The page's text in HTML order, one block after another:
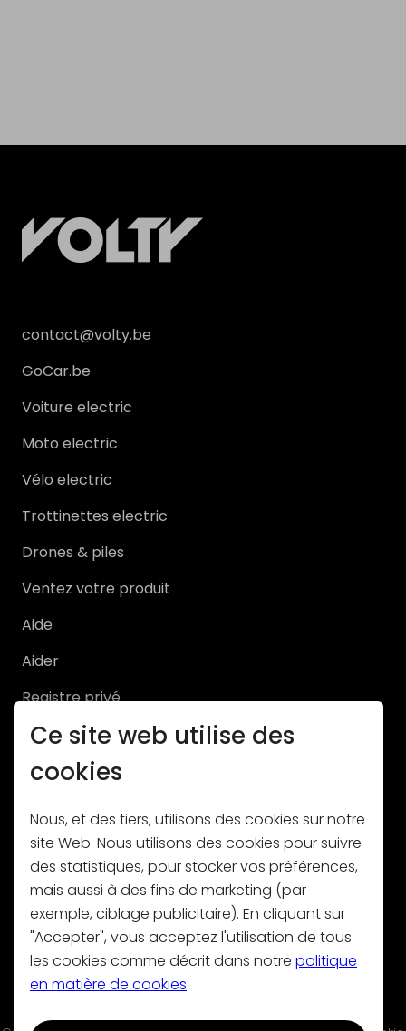
contact@volty.be
GoCar.be
Voiture electric
Moto electric
Vélo electric
Trottinettes electric
Drones & piles
Ventez votre produit
Aide
Aider
Registre privé
Registre Pro
Abonnez-vous à notre newsletter
Ce site web utilise des
cookies
Nous, et des tiers, utilisons des cookies sur notre
site Web. Nous utilisons des cookies pour suivre
des statistiques, pour stocker vos préférences,
mais aussi à des fins de marketing (par
exemple, ciblage publicitaire). En cliquant sur
"Accepter", vous acceptez l'utilisation de tous
les cookies comme décrit dans notre politique
en matière de cookies.